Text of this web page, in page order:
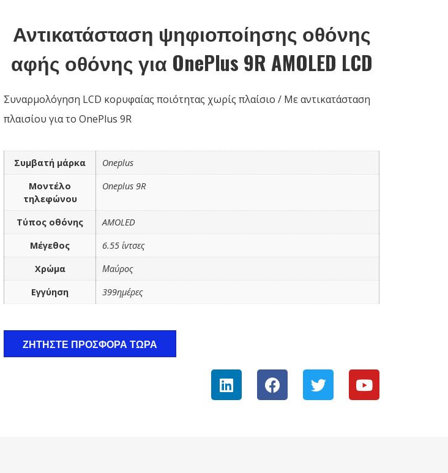
Αντικατάσταση ψηφιοποίησης οθόνης
αφής οθόνης για OnePlus 9R AMOLED LCD
Συναρμολόγηση LCD κορυφαίας ποιότητας χωρίς πλαίσιο / Με αντικατάσταση
πλαισίου για το OnePlus 9R
Συμβατή μάρκα
Oneplus
Μοντέλο
τηλεφώνου
Oneplus 9R
Τύπος οθόνης
AMOLED
Μέγεθος
6.55 ίντσες
Χρώμα
Μαύρος
Εγγύηση
399ημέρες
ΖΗΤΉΣΤΕ ΠΡΟΣΦΟΡΆ ΤΏΡΑ